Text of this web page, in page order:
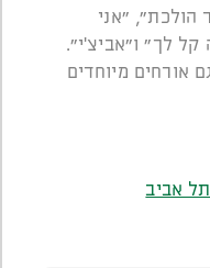
הולכת", "אני
לך" ו"אביצ'י".
אורחים מיוחדים
אביב